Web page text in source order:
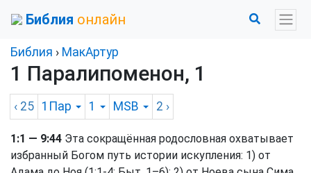
Библия онлайн
Библия › МакАртур
1 Паралипоменон, 1
‹ 25 1Пар 1 MSB 2 ›
1:1 — 9:44 Эта сокращённая родословная охватывает
избранный Богом путь истории искупления: 1) от